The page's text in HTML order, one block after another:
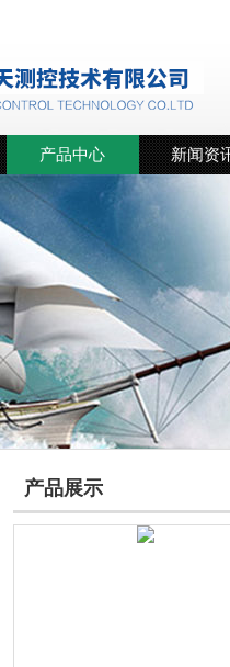
产品中心 新闻资
产品展示